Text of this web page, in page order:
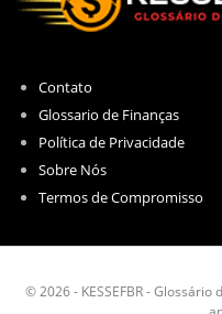
Contato
Glossario de Finanças
Política de Privacidade
Sobre Nós
Termos de Compromisso
© 2026 - KESSEFBR - Glossário